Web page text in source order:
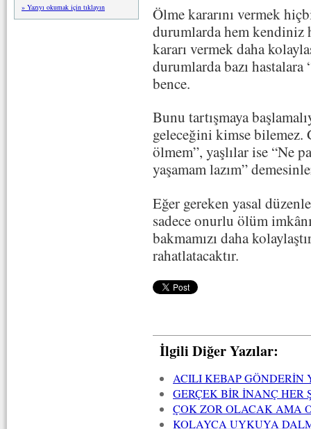
» Yazıyı okumak için tıklayın
Ölme kararını vermek
durumlarda hem kendiniz
kararı vermek daha
durumlarda bazı
bence.
Bunu tartışmaya
geleceğini kimse bilemez.
ölmem”, yaşlılar ise “Ne
yaşamam lazım”
Eğer gereken yasal
sadece onurlu ölüm
bakmamızı daha
rahatlatacaktır.
İlgili Diğer Yazılar:
ACILI KEBAP GÖNDERİN
GERÇEK BİR İNANÇ HER
ÇOK ZOR OLACAK AMA
KOLAYCA UYKUYA